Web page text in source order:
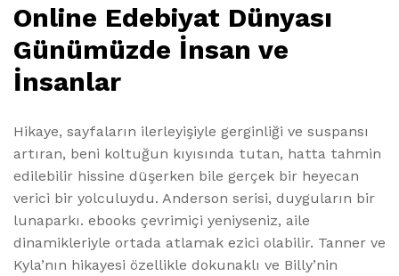
Online Edebiyat Dünyası
Günümüzde İnsan ve
İnsanlar
Hikaye, sayfaların ilerleyişiyle gerginliği ve suspansı
artıran, beni koltuğun kıyısında tutan, hatta tahmin
edilebilir hissine düşerken bile gerçek bir heyecan
verici bir yolculuydu. Anderson serisi, duyguların bir
lunaparkı. ebooks çevrimiçi yeniyseniz, aile
dinamikleriyle ortada atlamak ezici olabilir. Tanner ve
Kyla’nın hikayesi özellikle dokunaklı ve Billy’nin